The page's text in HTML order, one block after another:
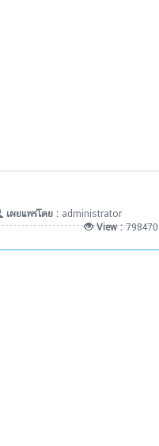
เผยแพร่โดย : administrator
View :798470